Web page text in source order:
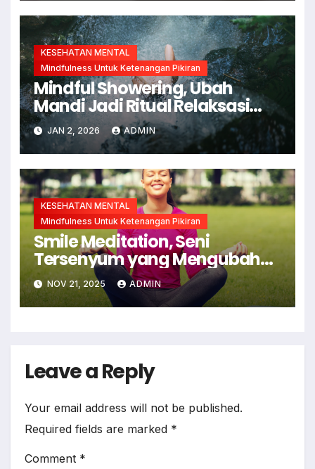
KESEHATAN MENTAL
Mindfulness Untuk Ketenangan Pikiran
Mindful Showering, Ubah
Mandi Jadi Ritual Relaksasi
dan Kesadaran Diri
JAN 2, 2026 ADMIN
KESEHATAN MENTAL
Mindfulness Untuk Ketenangan Pikiran
Smile Meditation, Seni
Tersenyum yang Mengubah
Otak dan Hidup Anda
NOV 21, 2025 ADMIN
Leave a Reply
Your email address will not be published.
Required fields are marked *
Comment *